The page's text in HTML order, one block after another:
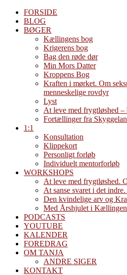
FORSIDE
BLOG
BØGER
Kællingens bog
Krigerens bog
Bag den røde dør
Min Mors Datter
Kroppens Bog
Kraften i mørket. Om
menneskelige rovdyr
Lyst
At leve med frygtløshed –
Fortællinger fra
1:1
Konsultation
Klippekort
Personligt forløb
Individuelt mentorforløb
WORKSHOPS
At leve med frygtløshed.
At sanse svaret i det
Den kvindelige arv og
Med Årshjulet i
PODCASTS
YOUTUBE
KALENDER
FOREDRAG
OM TANJA
ANDRE SIGER
KONTAKT